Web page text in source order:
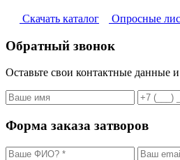
Cкачать каталог Опросные
Обратный звонок
Оставьте свои контактные данные
Форма заказа затворов